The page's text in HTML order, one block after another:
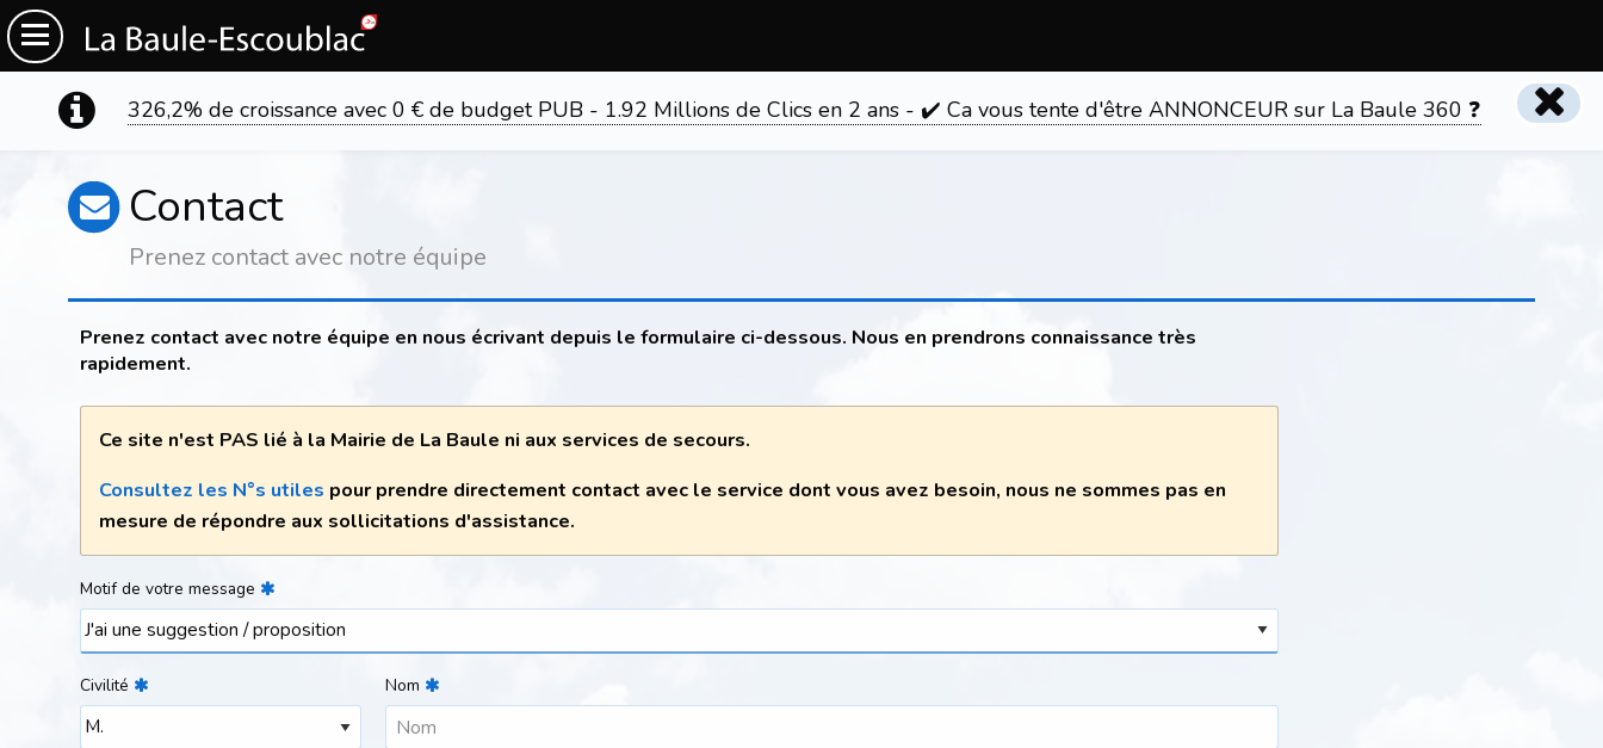
326,2% de croissance avec 0 € de budget PUB - 1.92 Millions de Clics en 2 ans - ✔️ Ca vous tente d'être ANNONCEUR sur La Baule 360 ❓
Contact
Prenez contact avec notre équipe
Prenez contact avec notre équipe en nous écrivant depuis le formulaire ci-dessous. Nous en prendrons connaissance très
rapidement.
Ce site n'est PAS lié à la Mairie de La Baule ni aux services de secours.
Consultez les N°s utiles pour prendre directement contact avec le service dont vous avez besoin, nous ne sommes pas en
mesure de répondre aux sollicitations d'assistance.
Motif de votre message
Civilité Nom